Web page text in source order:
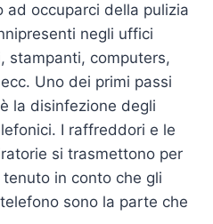
ad occuparci della pulizia
negli uffici
stampanti, computers,
Uno dei primi passi
la disinfezione degli
I raffreddori e le
si trasmettono per
in conto che gli
sono la parte che